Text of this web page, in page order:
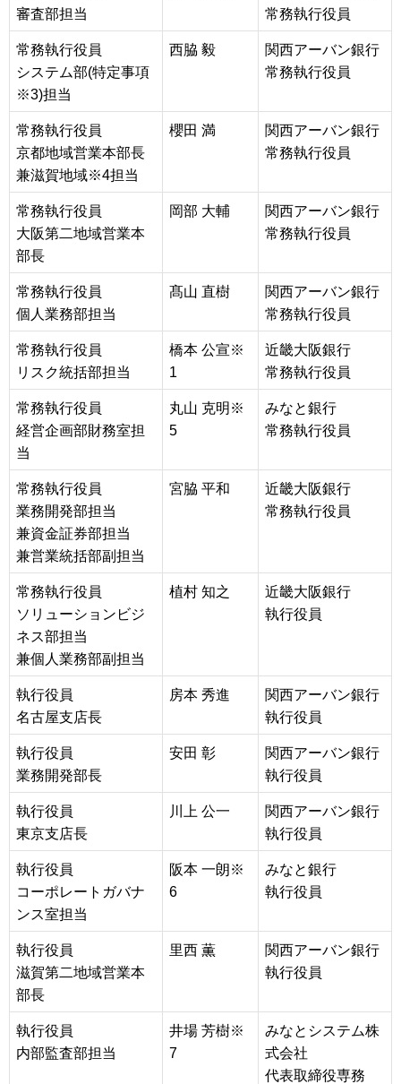
審査部担当
常務執行役員
常務執行役員
システム部(特定事項
※3)担当
西脇 毅
関西アーバン銀行
常務執行役員
常務執行役員
京都地域営業本部長
兼滋賀地域※4担当
櫻田 満
関西アーバン銀行
常務執行役員
常務執行役員
大阪第二地域営業本
部長
岡部 大輔
関西アーバン銀行
常務執行役員
常務執行役員
個人業務部担当
髙山 直樹
関西アーバン銀行
常務執行役員
常務執行役員
リスク統括部担当
橋本 公宣※
1
近畿大阪銀行
常務執行役員
常務執行役員
経営企画部財務室担
当
丸山 克明※
5
みなと銀行
常務執行役員
常務執行役員
業務開発部担当
兼資金証券部担当
兼営業統括部副担当
宮脇 平和
近畿大阪銀行
常務執行役員
常務執行役員
ソリューションビジ
ネス部担当
兼個人業務部副担当
植村 知之
近畿大阪銀行
執行役員
執行役員
名古屋支店長
房本 秀進
関西アーバン銀行
執行役員
執行役員
業務開発部長
安田 彰
関西アーバン銀行
執行役員
執行役員
東京支店長
川上 公一
関西アーバン銀行
執行役員
執行役員
コーポレートガバナ
ンス室担当
阪本 一朗※
6
みなと銀行
執行役員
執行役員
滋賀第二地域営業本
部長
里西 薫
関西アーバン銀行
執行役員
執行役員
内部監査部担当
井場 芳樹※
7
みなとシステム株
式会社
代表取締役専務